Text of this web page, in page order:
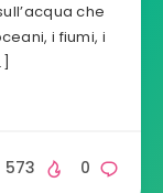
che
i fiumi, i
0
573